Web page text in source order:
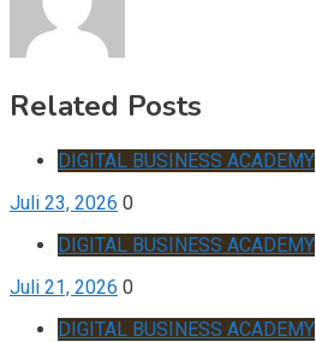
Related Posts
DIGITAL BUSINESS ACADEMY
Juli 23, 2026 0
DIGITAL BUSINESS ACADEMY
Juli 21, 2026 0
DIGITAL BUSINESS ACADEMY